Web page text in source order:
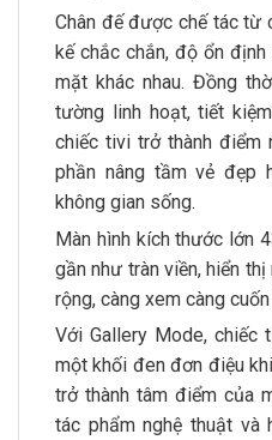
Chân đế được chế tác từ
kế chắc chắn, độ ổn
mặt khác nhau. Đồng
tường linh hoạt, tiết
chiếc tivi trở thành điểm
phần nâng tầm vẻ đẹp
không gian sống.
Màn hình kích thước lớn
gần như tràn viền, hiển
rộng, càng xem càng
Với Gallery Mode, chiếc
một khối đen đơn điệu
trở thành tâm điểm của
tác phẩm nghệ thuật và